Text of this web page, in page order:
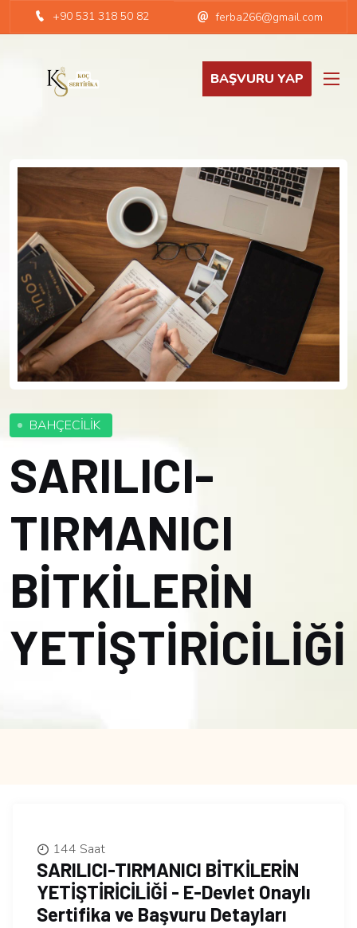
+90 531 318 50 82 ferba266@gmail.com
BAŞVURU YAP
BAHÇECİLİK
SARILICI-
TIRMANICI
BİTKİLERİN
YETİŞTİRİCİLİĞİ
144 Saat
SARILICI-TIRMANICI BİTKİLERİN
YETİŞTİRİCİLİĞİ - E-Devlet Onaylı
Sertifika ve Başvuru Detayları